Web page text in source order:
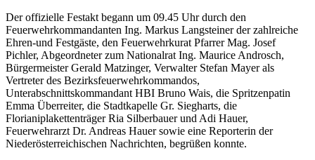
Der offizielle Festakt begann um 09.45 Uhr durch den
Feuerwehrkommandanten Ing. Markus Langsteiner der zahlreiche
Ehren-und Festgäste, den Feuerwehrkurat Pfarrer Mag. Josef
Pichler, Abgeordneter zum Nationalrat Ing. Maurice Androsch,
Bürgermeister Gerald Matzinger, Verwalter Stefan Mayer als
Vertreter des Bezirksfeuerwehrkommandos,
Unterabschnittskommandant HBI Bruno Wais, die Spritzenpatin
Emma Überreiter, die Stadtkapelle Gr. Siegharts, die
Florianiplakettenträger Ria Silberbauer und Adi Hauer,
Feuerwehrarzt Dr. Andreas Hauer sowie eine Reporterin der
Niederösterreichischen Nachrichten, begrüßen konnte.